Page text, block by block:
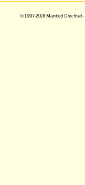
© 1997-2026 Manfred Drechsel